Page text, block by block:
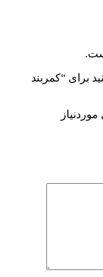
برای “کمربند